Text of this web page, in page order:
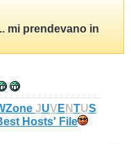
mi prendevano in
JUVE NTUS
Hosts' File